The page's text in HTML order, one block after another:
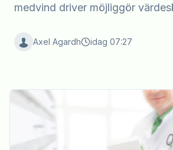
medvind driver möjliggör
Axel Agardh idag 07:27